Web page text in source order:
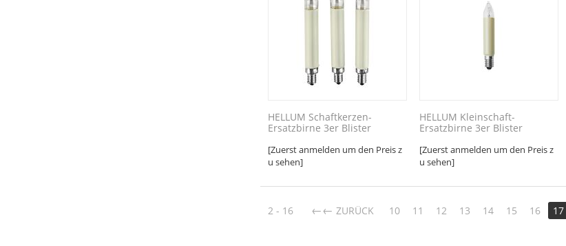
HELLUM Schaftkerzen-
Ersatzbirne 3er Blister
[Zuerst anmelden um den Preis z
u sehen]
HELLUM Kleinschaft-
Ersatzbirne 3er Blister
[Zuerst anmelden um den Preis z
u sehen]
2 - 16 ← ZURÜCK 10 11 12 13 14 15 16 17